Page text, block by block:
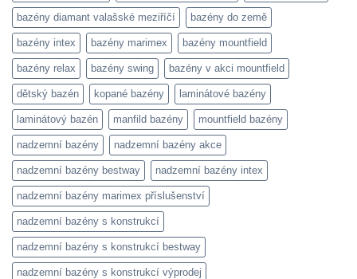
bazény diamant valašské meziříčí bazény do země
bazény intex bazény marimex bazény mountfield
bazény relax bazény swing bazény v akci mountfield
dětský bazén kopané bazény laminátové bazény
laminátový bazén manfild bazény mountfield bazény
nadzemní bazény nadzemní bazény akce
nadzemní bazény bestway nadzemní bazény intex
nadzemní bazény marimex příslušenství
nadzemní bazény s konstrukcí
nadzemní bazény s konstrukcí bestway
nadzemní bazény s konstrukcí výprodej